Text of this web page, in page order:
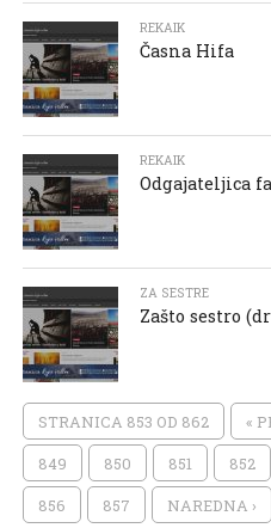
REKAIK
Časna Hifa
REKAIK
Odgajateljica
ZA SESTRE
Zašto sestro
STRANICA 853 OD 862 «
849 850 851 852
856 857 NAREDNA ›